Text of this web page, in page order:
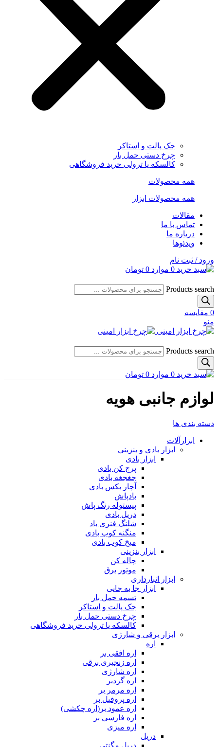
جک پالت و استاکر
چرخ دستی حمل بار
کالسکه یا ترولی خرید فروشگاهی
همه محصولات
همه محصولات ابزار
مقالات
تماس با ما
درباره ما
ویدئوها
ورود / ثبت نام
0 موارد 0 تومان
Products search
0 مقایسه
منو
Products search
0 موارد 0 تومان
لوازم جانبی هویه
دسته بندی ها
ابزارآلات
ابزار بادی و بنزینی
ابزار بادی
پرچ کن بادی
جغجغه بادی
آچار بکس بادی
بادپاش
پیستوله رنگ پاش
دریل بادی
شلنگ فنری باد
منگنه کوب بادی
میخ کوب بادی
ابزار بنزینی
چاله کن
موتور برق
ابزار انبارداری
ابزار جا به جایی
تسمه حمل بار
جک پالت و استاکر
چرخ دستی حمل بار
کالسکه یا ترولی خرید فروشگاهی
ابزار برقی و شارژی
اره
اره افقی بر
اره زنجیری برقی
اره شارژی
اره گردبر
اره مرمر بر
اره پروفیل بر
اره عمود بر(اره چکشی)
اره فارسی بر
اره میزی
دریل
دریل مگنتی